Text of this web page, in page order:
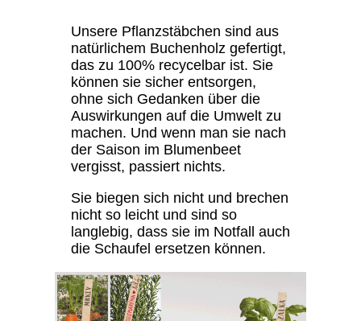
Unsere Pflanzstäbchen sind aus
natürlichem Buchenholz gefertigt,
das zu 100% recycelbar ist. Sie
können sie sicher entsorgen,
ohne sich Gedanken über die
Auswirkungen auf die Umwelt zu
machen. Und wenn man sie nach
der Saison im Blumenbeet
vergisst, passiert nichts.
Sie biegen sich nicht und brechen
nicht so leicht und sind so
langlebig, dass sie im Notfall auch
die Schaufel ersetzen können.